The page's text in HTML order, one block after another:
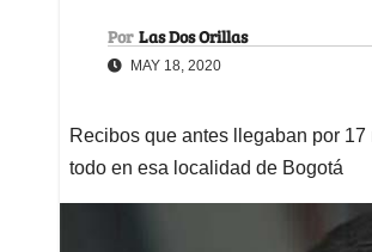
Por Las Dos Orillas
MAY 18, 2020
Recibos que antes llegaban por
todo en esa localidad de Bogotá